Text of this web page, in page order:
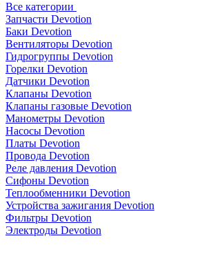
Все категории
Запчасти Devotion
Баки Devotion
Вентиляторы Devotion
Гидрогруппы Devotion
Горелки Devotion
Датчики Devotion
Клапаны Devotion
Клапаны газовые Devotion
Манометры Devotion
Насосы Devotion
Платы Devotion
Провода Devotion
Реле давления Devotion
Сифоны Devotion
Теплообменники Devotion
Устройства зажигания Devotion
Фильтры Devotion
Электроды Devotion